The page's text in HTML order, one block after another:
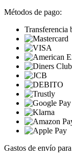
Métodos de pago:
Transferencia
Gastos de envío